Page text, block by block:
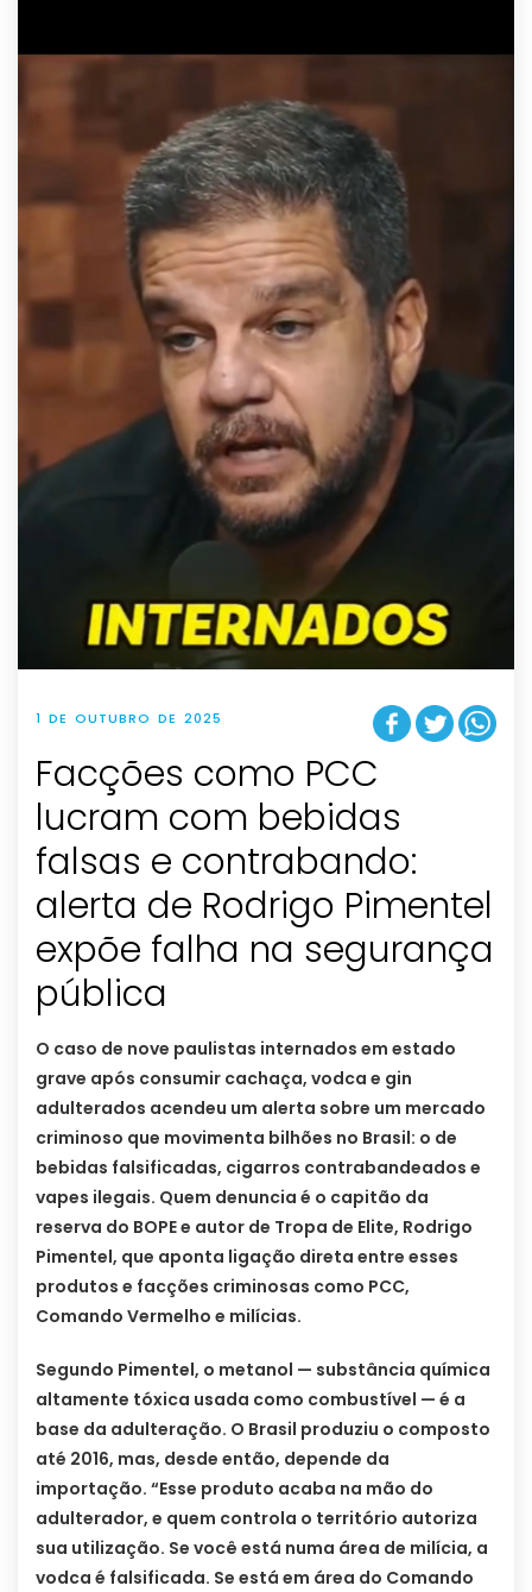
1 DE OUTUBRO DE 2025
Facções como PCC
lucram com bebidas
falsas e contrabando:
alerta de Rodrigo Pimentel
expõe falha na segurança
pública
O caso de nove paulistas internados em estado
grave após consumir cachaça, vodca e gin
adulterados acendeu um alerta sobre um mercado
criminoso que movimenta bilhões no Brasil: o de
bebidas falsificadas, cigarros contrabandeados e
vapes ilegais. Quem denuncia é o capitão da
reserva do BOPE e autor de Tropa de Elite, Rodrigo
Pimentel, que aponta ligação direta entre esses
produtos e facções criminosas como PCC,
Comando Vermelho e milícias.
Segundo Pimentel, o metanol — substância química
altamente tóxica usada como combustível — é a
base da adulteração. O Brasil produziu o composto
até 2016, mas, desde então, depende da
importação. “Esse produto acaba na mão do
adulterador, e quem controla o território autoriza
sua utilização. Se você está numa área de milícia, a
vodca é falsificada. Se está em área do Comando